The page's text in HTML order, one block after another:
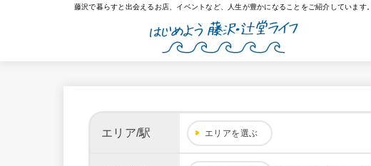
藤沢で暮らすと出会えるお店、イベントなど、人生が豊かになることをご紹介しています。
エリア/駅 エリアを選ぶ